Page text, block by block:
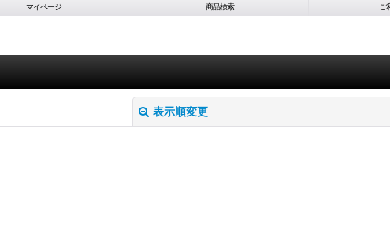
マイページ 商品検索 ご
表示順変更